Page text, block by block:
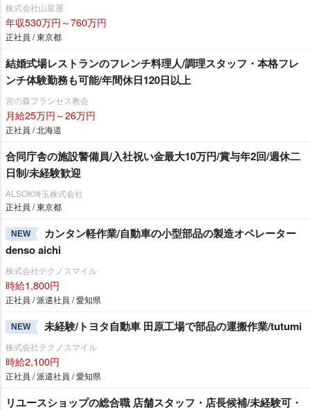
株式会社山星屋
年収530万円～760万円
正社員 / 東京都
結婚式場レストランのフレンチ料理人/調理スタッフ・本格フレ
ンチ体験勤務も可能/年間休日120日以上
宮の森フランセス教会
月給25万円～26万円
正社員 / 北海道
合同庁舎の施設警備員/入社祝い金最大10万円/賞与年2回/週休二
日制/未経験歓迎
ALSOK埼玉株式会社
正社員 / 東京都
NEW
カンタン軽作業/自動車の小型部品の製造オペレーター
denso aichi
株式会社テクノスマイル
時給1,800円
正社員 / 派遣社員 / 愛知県
NEW 未経験/トヨタ自動車 田原工場で部品の運搬作業/tutumi
株式会社テクノスマイル
時給2,100円
正社員 / 派遣社員 / 愛知県
リユースショップの総合職 店舗スタッフ・店長候補/未経験可・